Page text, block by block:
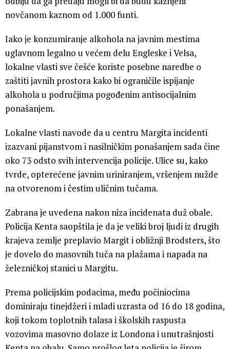
novčanom kaznom od 1.000 funti.
Iako je konzumiranje alkohola na javnim mestima
uglavnom legalno u većem delu Engleske i Velsa,
lokalne vlasti sve češće koriste posebne naredbe o
zaštiti javnih prostora kako bi ograničile ispijanje
alkohola u područjima pogođenim antisocijalnim
ponašanjem.
Lokalne vlasti navode da u centru Margita incidenti
izazvani pijanstvom i nasilničkim ponašanjem sada čine
oko 73 odsto svih intervencija policije. Ulice su, kako
tvrde, opterećene javnim uriniranjem, vršenjem nužde
na otvorenom i čestim uličnim tučama.
Zabrana je uvedena nakon niza incidenata duž obale.
Policija Kenta saopštila je da je veliki broj ljudi iz drugih
krajeva zemlje preplavio Margit i obližnji Brodsters, što
je dovelo do masovnih tuča na plažama i napada na
železničkoj stanici u Margitu.
Prema policijskim podacima, među počiniocima
dominiraju tinejdžeri i mladi uzrasta od 16 do 18 godina,
koji tokom toplotnih talasa i školskih raspusta
vozovima masovno dolaze iz Londona i unutrašnjosti